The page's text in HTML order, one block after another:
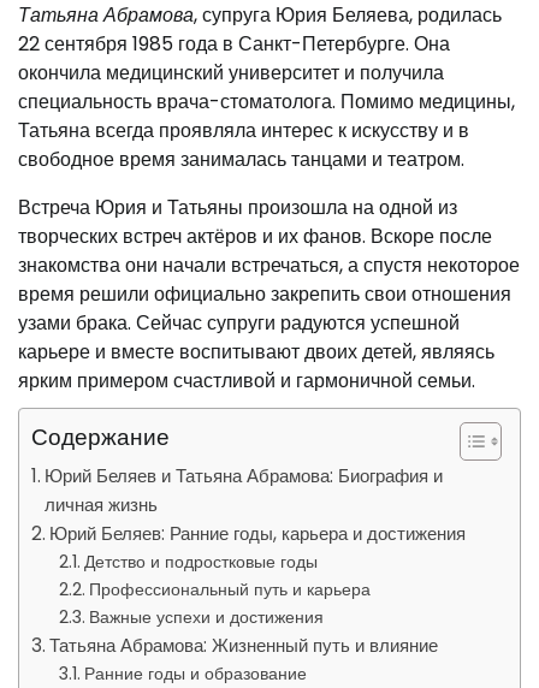
Татьяна Абрамова, супруга Юрия Беляева, родилась
22 сентября 1985 года в Санкт-Петербурге. Она
окончила медицинский университет и получила
специальность врача-стоматолога. Помимо медицины,
Татьяна всегда проявляла интерес к искусству и в
свободное время занималась танцами и театром.
Встреча Юрия и Татьяны произошла на одной из
творческих встреч актёров и их фанов. Вскоре после
знакомства они начали встречаться, а спустя некоторое
время решили официально закрепить свои отношения
узами брака. Сейчас супруги радуются успешной
карьере и вместе воспитывают двоих детей, являясь
ярким примером счастливой и гармоничной семьи.
Содержание
Юрий Беляев и Татьяна Абрамова: Биография и
личная жизнь
Юрий Беляев: Ранние годы, карьера и достижения
Детство и подростковые годы
Профессиональный путь и карьера
Важные успехи и достижения
Татьяна Абрамова: Жизненный путь и влияние
Ранние годы и образование